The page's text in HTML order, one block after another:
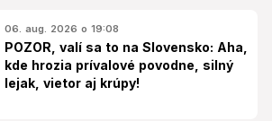
06. aug. 2026 o 19:08
POZOR, valí sa to na Slovensko: Aha,
kde hrozia prívalové povodne, silný
lejak, vietor aj krúpy!